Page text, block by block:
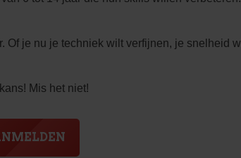
je nu je techniek wilt verfijnen, je snelheid
Mis het niet!